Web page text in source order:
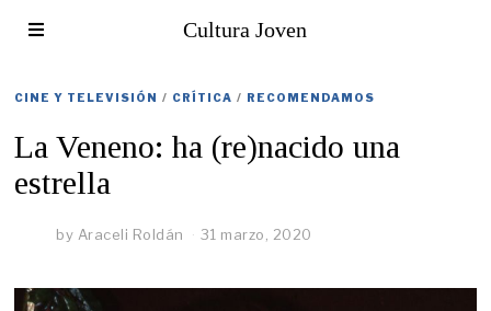
Cultura Joven
CINE Y TELEVISIÓN / CRÍTICA / RECOMENDAMOS
La Veneno: ha (re)nacido una
estrella
by Araceli Roldán 31 marzo, 2020